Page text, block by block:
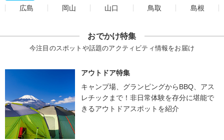
広島
岡山 山口 鳥取 島根
おでかけ特集
今注目のスポットや話題のアクティビティ情報をお届け
アウトドア特集
キャンプ場、グランピングからBBQ、アス
レチックまで！非日常体験を存分に堪能で
きるアウトドアスポットを紹介